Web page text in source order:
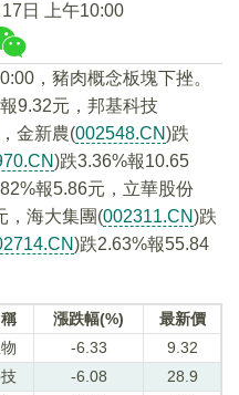
日 上午10:00
，豬肉概念板塊下挫。
9.32元，邦基科技
金新農(002548.CN)跌
)跌3.36%報10.65
報5.86元，立華股份
，海大集團(002311.CN)跌
)跌2.63%報55.84
漲跌幅(%)
最新價
-6.33
9.32
-6.08
28.9